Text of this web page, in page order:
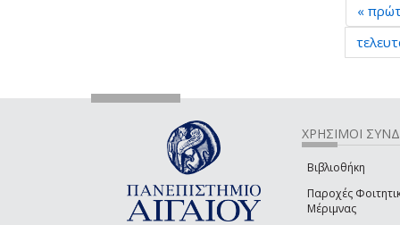
«
ΧΡΗΣΙΜΟΙ
Βιβλιοθήκη
Παροχές
Μέριμνας